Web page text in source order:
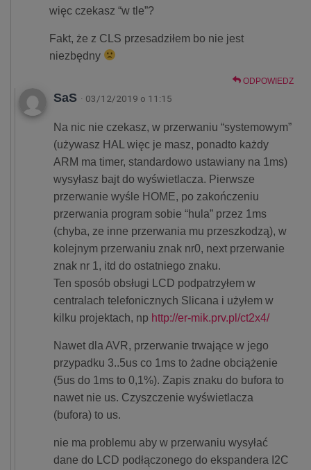
więc czekasz “w tle”?
Fakt, że z CLS przesadziłem bo nie jest
niezbędny
ODPOWIEDZ
SaS · 03/12/2019 o 11:15
Na nic nie czekasz, w przerwaniu “systemowym”
(używasz HAL więc je masz, ponadto każdy
ARM ma timer, standardowo ustawiany na 1ms)
wysyłasz bajt do wyświetlacza. Pierwsze
przerwanie wyśle HOME, po zakończeniu
przerwania program sobie “hula” przez 1ms
(chyba, ze inne przerwania mu przeszkodzą), w
kolejnym przerwaniu znak nr0, next przerwanie
znak nr 1, itd do ostatniego znaku.
Ten sposób obsługi LCD podpatrzyłem w
centralach telefonicznych Slicana i użyłem w
kilku projektach, np http://er-mik.prv.pl/ct2x4/
Nawet dla AVR, przerwanie trwające w jego
przypadku 3..5us co 1ms to żadne obciążenie
(5us do 1ms to 0,1%). Zapis znaku do bufora to
nawet nie us. Czyszczenie wyświetlacza
(bufora) to us.
nie ma problemu aby w przerwaniu wysyłać
dane do LCD podłączonego do ekspandera I2C